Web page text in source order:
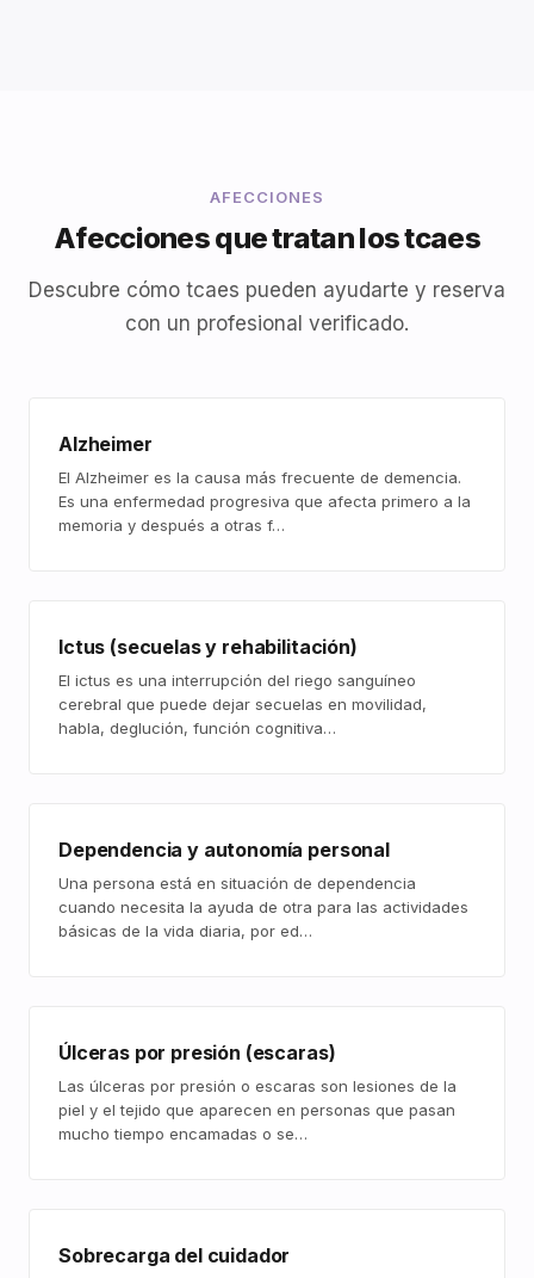
AFECCIONES
Afecciones que tratan los tcaes
Descubre cómo tcaes pueden ayudarte y reserva
con un profesional verificado.
Alzheimer
El Alzheimer es la causa más frecuente de demencia.
Es una enfermedad progresiva que afecta primero a la
memoria y después a otras f…
Ictus (secuelas y rehabilitación)
El ictus es una interrupción del riego sanguíneo
cerebral que puede dejar secuelas en movilidad,
habla, deglución, función cognitiva…
Dependencia y autonomía personal
Una persona está en situación de dependencia
cuando necesita la ayuda de otra para las actividades
básicas de la vida diaria, por ed…
Úlceras por presión (escaras)
Las úlceras por presión o escaras son lesiones de la
piel y el tejido que aparecen en personas que pasan
mucho tiempo encamadas o se…
Sobrecarga del cuidador